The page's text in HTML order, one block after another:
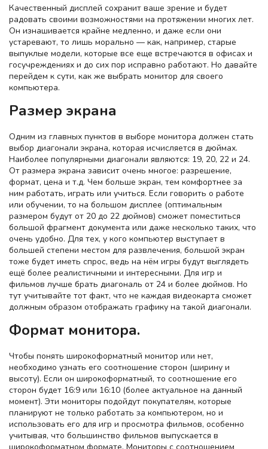
Качественный дисплей сохранит ваше зрение и будет
радовать своими возможностями на протяжении многих лет.
Он изнашивается крайне медленно, и даже если они
устаревают, то лишь морально — как, например, старые
выпуклые модели, которые все еще встречаются в офисах и
госучреждениях и до сих пор исправно работают. Но давайте
перейдем к сути, как же выбрать монитор для своего
компьютера.
Размер экрана
Одним из главных пунктов в выборе монитора должен стать
выбор диагонали экрана, которая исчисляется в дюймах.
Наиболее популярными диагонали являются: 19, 20, 22 и 24.
От размера экрана зависит очень многое: разрешение,
формат, цена и т.д. Чем больше экран, тем комфортнее за
ним работать, играть или учиться. Если говорить о работе
или обучении, то на большом дисплее (оптимальным
размером будут от 20 до 22 дюймов) сможет поместиться
большой фрагмент документа или даже несколько таких, что
очень удобно. Для тех, у кого компьютер выступает в
большей степени местом для развлечения, большой экран
тоже будет иметь спрос, ведь на нём игры будут выглядеть
ещё более реалистичными и интересными. Для игр и
фильмов лучше брать диагональ от 24 и более дюймов. Но
тут учитывайте тот факт, что не каждая видеокарта сможет
должным образом отображать графику на такой диагонали.
Формат монитора.
Чтобы понять широкоформатный монитор или нет,
необходимо узнать его соотношение сторон (ширину и
высоту). Если он широкоформатный, то соотношение его
сторон будет 16:9 или 16:10 (более актуальное на данный
момент). Эти мониторы подойдут покупателям, которые
планируют не только работать за компьютером, но и
использовать его для игр и просмотра фильмов, особенно
учитывая, что большинство фильмов выпускается в